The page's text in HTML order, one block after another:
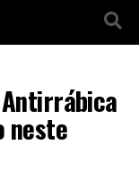
Antirrábica
neste